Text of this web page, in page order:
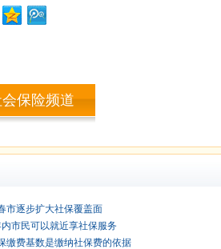
保险频道
市逐步扩大社保覆盖面
内市民可以就近享社保服务
缴费基数是缴纳社保费的依据